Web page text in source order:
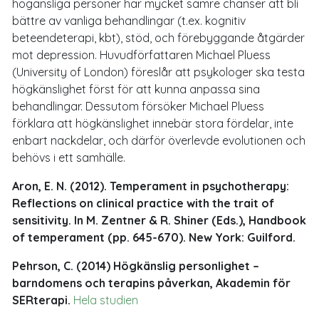
högänsliga personer har mycket sämre chanser att bli
bättre av vanliga behandlingar (t.ex. kognitiv
beteendeterapi, kbt), stöd, och förebyggande åtgärder
mot depression. Huvudförfattaren Michael Pluess
(University of London) föreslår att psykologer ska testa
högkänslighet först för att kunna anpassa sina
behandlingar. Dessutom försöker Michael Pluess
förklara att högkänslighet innebär stora fördelar, inte
enbart nackdelar, och därför överlevde evolutionen och
behövs i ett samhälle.
Aron, E. N. (2012). Temperament in psychotherapy:
Reflections on clinical practice with the trait of
sensitivity. In M. Zentner & R. Shiner (Eds.), Handbook
of temperament (pp. 645-670). New York: Guilford.
Pehrson, C. (2014) Högkänslig personlighet –
barndomens och terapins påverkan, Akademin för
SERterapi. Hela studien